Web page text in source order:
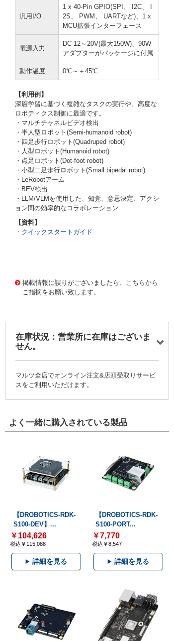
汎用I/O
1 x 40-Pin GPIO(SPI、 I2C、 I
2S、 PWM、 UARTなど)、1 x
MCU拡張インターフェース
電源入力
DC 12～20V(最大150W)、90W
アダプターがパッケージに付属
動作温度 0℃～＋45℃
【利用例】
深層学習に基づく複雑なタスクの実行や、高度な
ロボティクス制御に最適です。
・マルチチャネルビデオ検出
・半人型ロボット(Semi-humanoid robot)
・四足歩行ロボット(Quadruped robot)
・人型ロボット(Humanoid robot)
・点足ロボット(Dot-foot robot)
・小型二足歩行ロボット(Small bipedal robot)
・LeRobotアーム
・BEV検出
・LLM/VLMを使用した、知覚、意思決定、アクシ
ョン間の効率的なコラボレーション
【資料】
・ クイックスタートガイド
掲載情報に誤りがございましたら、こちらから
ご指摘をお願い致します。
在庫状況：営業所に在庫はございま
せん。
マルツ全店でオンライン注文&店頭受取りサービ
スをご利用いただけます。
よく一緒に購入されている製品
【DROBOTICS-RDK-
S100-DEV】...
￥104,626
税込￥115,088
詳細を見る
【DROBOTICS-RDK-
S100-PORT...
￥7,770
税込￥8,547
詳細を見る